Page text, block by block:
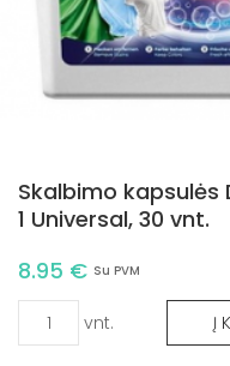
Skalbimo kapsulės
1 Universal, 30 vnt.
8.95 € Su PVM
vnt. Į